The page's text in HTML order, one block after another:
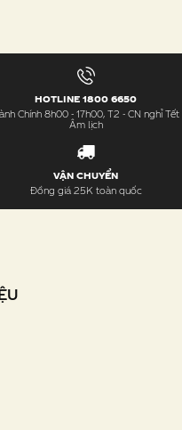
HOTLINE 1800 6650
Chính 8h00 - 17h00, T2 - CN nghỉ Tết
Âm lịch
VẬN CHUYỂN
Đồng giá 25K toàn quốc